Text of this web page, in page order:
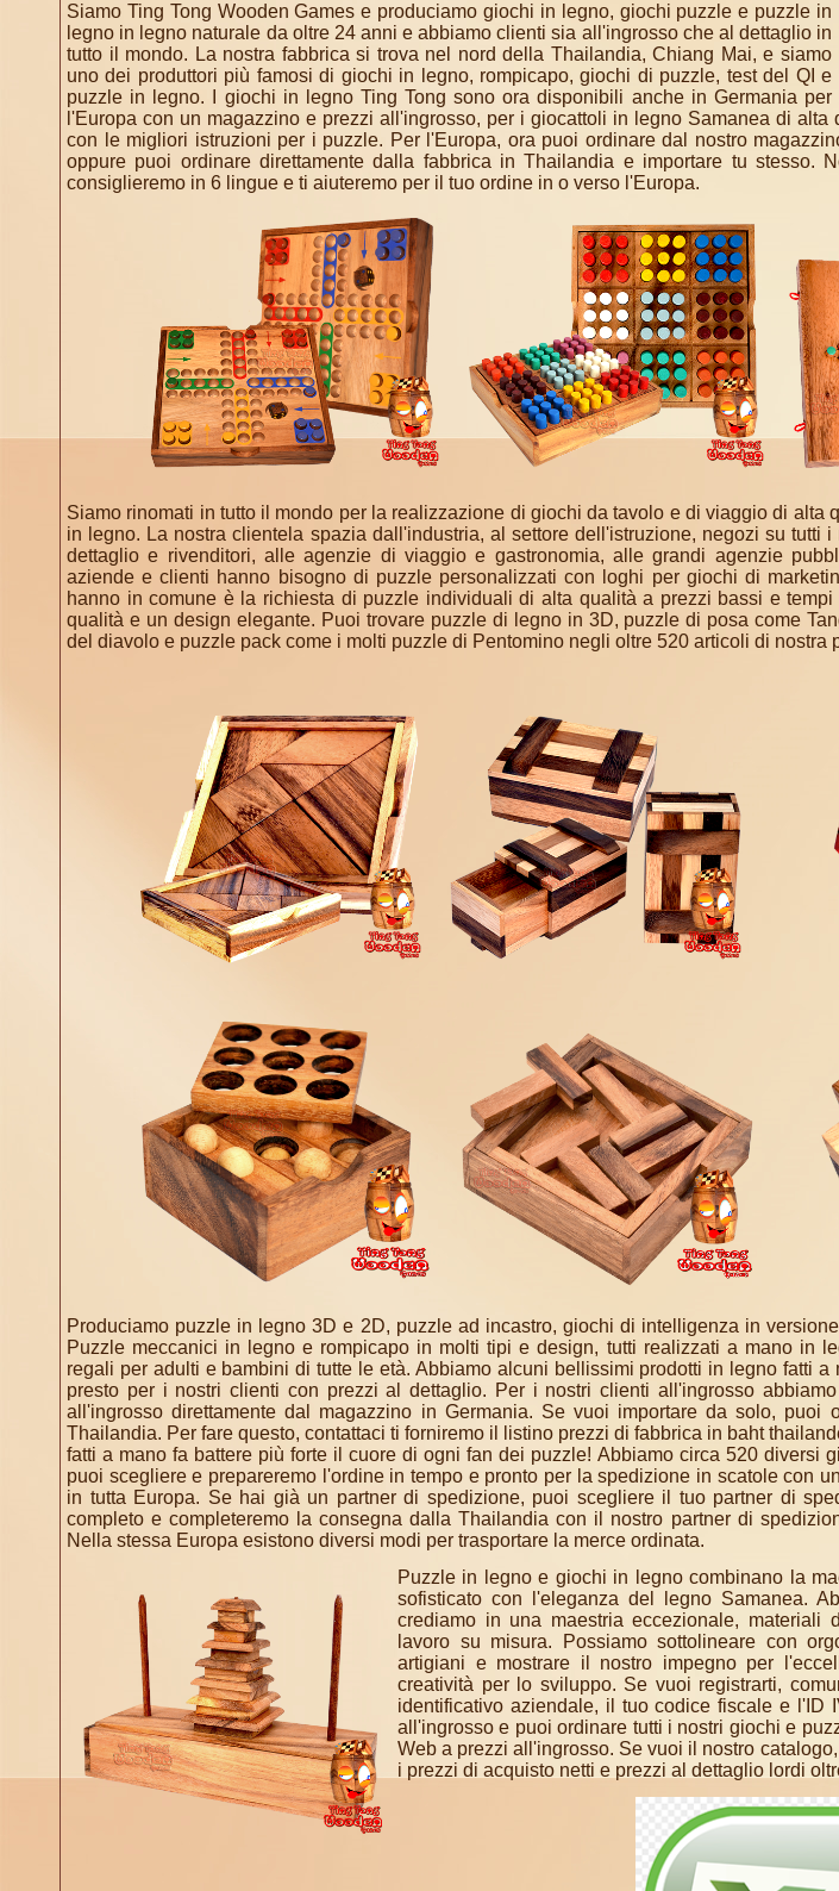
Siamo Ting Tong Wooden Games e produciamo giochi in legno, giochi puzzle e puzzle in
legno in legno naturale da oltre 24 anni e abbiamo clienti sia all'ingrosso che al dettaglio in
tutto il mondo. La nostra fabbrica si trova nel nord della Thailandia, Chiang Mai, e siamo
uno dei produttori più famosi di giochi in legno, rompicapo, giochi di puzzle, test del QI e
puzzle in legno. I giochi in legno Ting Tong sono ora disponibili anche in Germania per
l'Europa con un magazzino e prezzi all'ingrosso, per i giocattoli in legno Samanea di
con le migliori istruzioni per i puzzle. Per l'Europa, ora puoi ordinare dal nostro
oppure puoi ordinare direttamente dalla fabbrica in Thailandia e importare tu stesso.
consiglieremo in 6 lingue e ti aiuteremo per il tuo ordine in o verso l'Europa.
Siamo rinomati in tutto il mondo per la realizzazione di giochi da tavolo e di viaggio di alta
in legno. La nostra clientela spazia dall'industria, al settore dell'istruzione, negozi su tutti
dettaglio e rivenditori, alle agenzie di viaggio e gastronomia, alle grandi agenzie
aziende e clienti hanno bisogno di puzzle personalizzati con loghi per giochi di
hanno in comune è la richiesta di puzzle individuali di alta qualità a prezzi bassi e
qualità e un design elegante. Puoi trovare puzzle di legno in 3D, puzzle di posa come
del diavolo e puzzle pack come i molti puzzle di Pentomino negli oltre 520 articoli di nostra
Produciamo puzzle in legno 3D e 2D, puzzle ad incastro, giochi di intelligenza in
Puzzle meccanici in legno e rompicapo in molti tipi e design, tutti realizzati a mano in
regali per adulti e bambini di tutte le età. Abbiamo alcuni bellissimi prodotti in legno fatti
presto per i nostri clienti con prezzi al dettaglio. Per i nostri clienti all'ingrosso
all'ingrosso direttamente dal magazzino in Germania. Se vuoi importare da solo, puoi
Thailandia. Per fare questo, contattaci ti forniremo il listino prezzi di fabbrica in baht
fatti a mano fa battere più forte il cuore di ogni fan dei puzzle! Abbiamo circa 520 diversi
puoi scegliere e prepareremo l'ordine in tempo e pronto per la spedizione in scatole con
in tutta Europa. Se hai già un partner di spedizione, puoi scegliere il tuo partner di
completo e completeremo la consegna dalla Thailandia con il nostro partner di
Nella stessa Europa esistono diversi modi per trasportare la merce ordinata.
Puzzle in legno e giochi in legno combinano la
sofisticato con l'eleganza del legno Samanea.
crediamo in una maestria eccezionale, materiali
lavoro su misura. Possiamo sottolineare con
artigiani e mostrare il nostro impegno per
creatività per lo sviluppo. Se vuoi registrarti,
identificativo aziendale, il tuo codice fiscale e l'ID
all'ingrosso e puoi ordinare tutti i nostri giochi e
Web a prezzi all'ingrosso. Se vuoi il nostro
i prezzi di acquisto netti e prezzi al dettaglio lordi